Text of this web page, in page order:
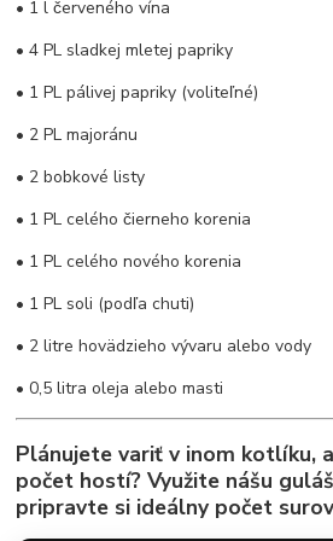
• 1 l červeného vína
• 4 PL sladkej mletej papriky
• 1 PL pálivej papriky (voliteľné)
• 2 PL majoránu
• 2 bobkové listy
• 1 PL celého čierneho korenia
• 1 PL celého nového korenia
• 1 PL soli (podľa chuti)
• 2 litre hovädzieho vývaru alebo vody
• 0,5 litra oleja alebo masti
Plánujete variť v inom kotlíku,
počet hostí? Využite nášu
pripravte si ideálny počet